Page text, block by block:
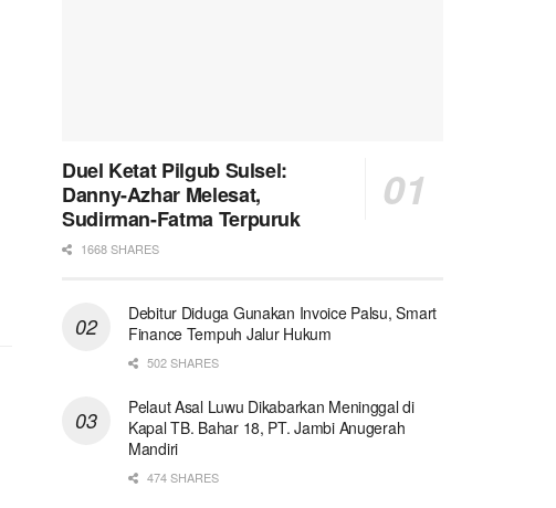
Duel Ketat Pilgub Sulsel:
Danny-Azhar Melesat,
Sudirman-Fatma Terpuruk
1668 SHARES
Debitur Diduga Gunakan Invoice Palsu, Smart
Finance Tempuh Jalur Hukum
502 SHARES
Pelaut Asal Luwu Dikabarkan Meninggal di
Kapal TB. Bahar 18, PT. Jambi Anugerah
Mandiri
474 SHARES